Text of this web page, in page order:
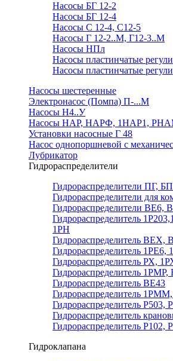
Насосы БГ 12-2
Насосы БГ 12-4
Насосы С 12-4, С12-5
Насосы Г 12-2..М, Г12-3..М
Насосы НПл
Насосы пластинчатые
Насосы пластинчатые
Насосы шестеренные
Электронасос (Помпа) П-...М
Насосы Н4..У
Насосы НАР, НАРФ, 1НАР1,
Установки насосные Г 48
Насос однопоршневой с
Лубрикатор
Гидрораспределители
Гидрораспределители ПГ,
Гидрораспределители для
Гидрораспределители ВЕ6,
Гидрораспределитель
1РН
Гидрораспределитель ВЕХ,
Гидрораспределитель 1РЕ6,
Гидрораспределитель РХ,
Гидрораспределитель
Гидрораспределитель ВЕ43
Гидрораспределитель
Гидрораспределитель Р503,
Гидрораспределитель
Гидрораспределитель Р102,
Гидроклапана